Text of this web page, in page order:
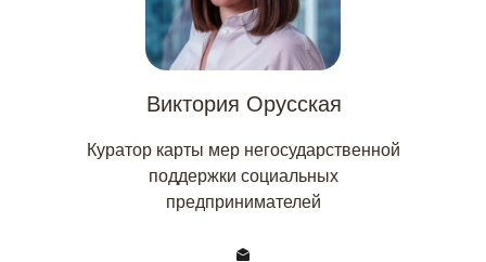
Виктория Орусская
Куратор карты мер негосударственной
поддержки социальных
предпринимателей